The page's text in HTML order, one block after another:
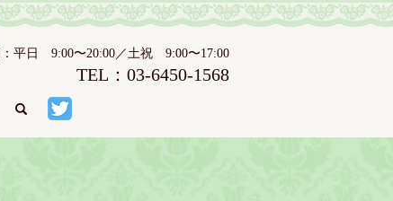
平日 9:00〜20:00／土祝 9:00〜17:00
TEL：03-6450-1568
search